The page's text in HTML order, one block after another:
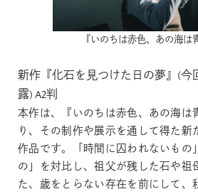
『いのちは赤色、あの海は
新作『化石を見つけた日の夢』(今
露) A2判
本作は、『いのちは赤色、あの海は
り、その制作や展示を通して得た新
作品です。「時間に囚われないもの
の」を対比し、祖父が残した石や祖
た、歳をとらない存在を前にして、